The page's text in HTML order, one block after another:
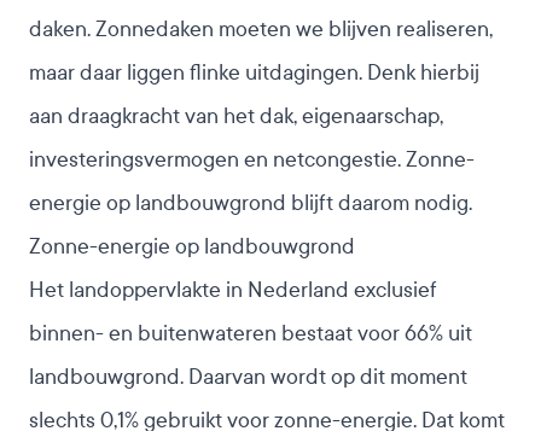
daken. Zonnedaken moeten we blijven realiseren,
maar daar liggen flinke uitdagingen. Denk hierbij
aan draagkracht van het dak, eigenaarschap,
investeringsvermogen en netcongestie. Zonne-
energie op landbouwgrond blijft daarom nodig.
Zonne-energie op landbouwgrond
Het landoppervlakte in Nederland exclusief
binnen- en buitenwateren bestaat voor 66% uit
landbouwgrond. Daarvan wordt op dit moment
slechts 0,1% gebruikt voor zonne-energie. Dat komt